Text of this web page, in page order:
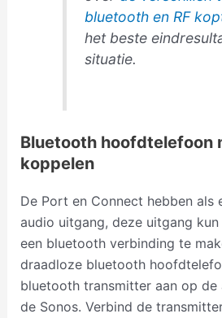
bluetooth en RF
het beste
situatie.
Bluetooth hoofdtelefoon
koppelen
De Port en Connect hebben als
audio uitgang, deze uitgang
een bluetooth verbinding te
draadloze bluetooth
bluetooth transmitter aan op de
de Sonos. Verbind de